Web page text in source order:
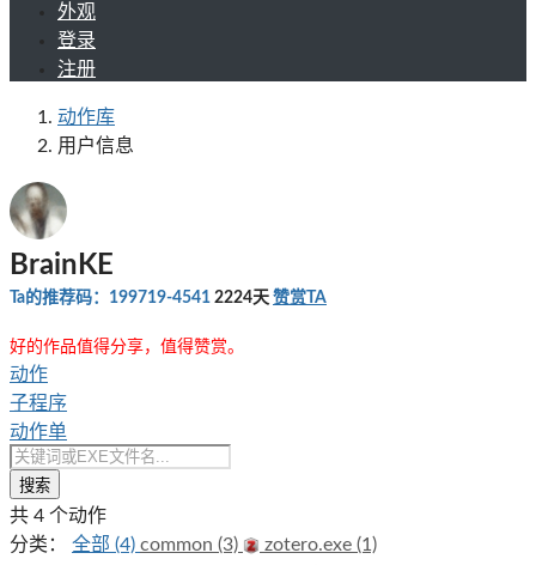
外观
登录
注册
动作库
用户信息
BrainKE
Ta的推荐码：199719-4541 2224天 赞赏TA
好的作品值得分享，值得赞赏。
动作
子程序
动作单
搜索
共 4 个动作
分类：
全部 (4) common (3) zotero.exe (1)